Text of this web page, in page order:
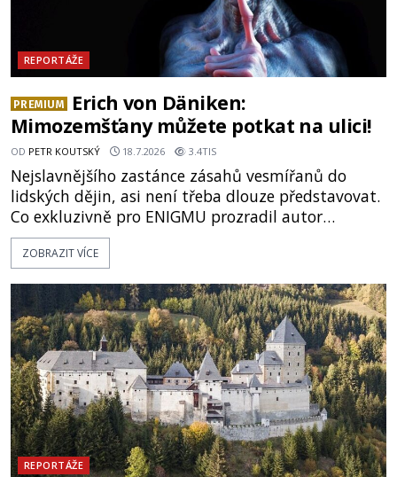
REPORTÁŽE
PREMIUM
Erich von Däniken:
Mimozemšťany můžete potkat na ulici!
OD PETR KOUTSKÝ 18.7.2026 3.4TIS
Nejslavnějšího zastánce zásahů vesmířanů do
lidských dějin, asi není třeba dlouze představovat.
Co exkluzivně pro ENIGMU prozradil autor
Vzpomínek na budoucnost, švýcarský badatel
Erich von Däniken? Orbitální stanice Viking 1
je umělá družice od povrchu Marsu vzdálena asi
1873 kilometrů, nachá
ZOBRAZIT VÍCE
REPORTÁŽE